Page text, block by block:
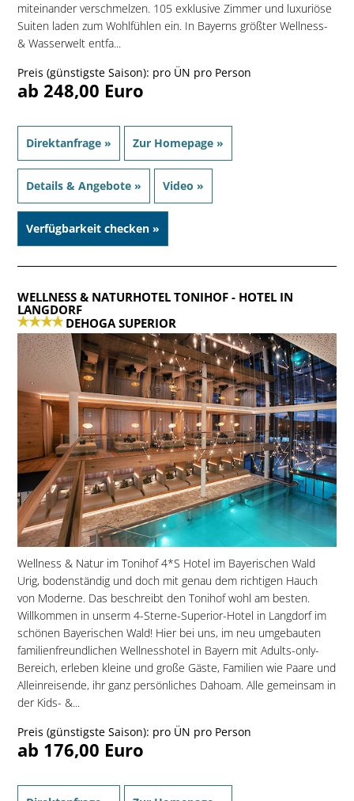
miteinander verschmelzen. 105 exklusive Zimmer und luxuriöse
Suiten laden zum Wohlfühlen ein. In Bayerns größter Wellness-
& Wasserwelt entfa...
Preis (günstigste Saison): pro ÜN pro Person
ab 248,00 Euro
Direktanfrage » Zur Homepage »
Details & Angebote » Video »
Verfügbarkeit checken »
WELLNESS & NATURHOTEL TONIHOF- HOTEL IN
LANGDORF
DEHOGA SUPERIOR
Wellness & Natur im Tonihof 4*S Hotel im Bayerischen Wald
Urig, bodenständig und doch mit genau dem richtigen Hauch
von Moderne. Das beschreibt den Tonihof wohl am besten.
Willkommen in unserm 4-Sterne-Superior-Hotel in Langdorf im
schönen Bayerischen Wald! Hier bei uns, im neu umgebauten
familien­freundlichen Wellnesshotel in Bayern mit Adults-only-
Bereich, erleben kleine und große Gäste, Familien wie Paare und
Alleinreisende, ihr ganz persönliches Dahoam. Alle gemeinsam in
der Kids- &...
Preis (günstigste Saison): pro ÜN pro Person
ab 176,00 Euro